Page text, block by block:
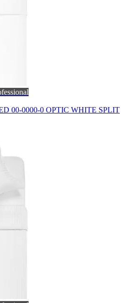
00-0000-0 OPTIC WHITE SPLIT